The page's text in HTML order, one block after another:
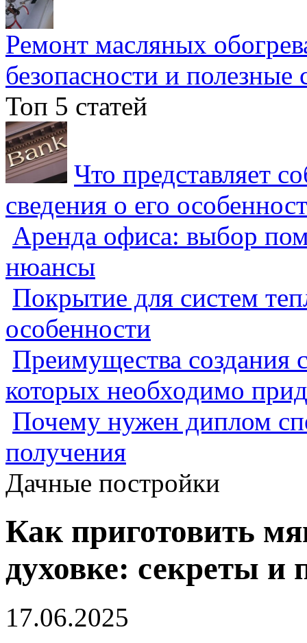
Ремонт масляных
безопасности и полезные
Топ 5 статей
Что представляет
сведения о его
Аренда офиса: выбор
нюансы
Покрытие для систем
особенности
Преимущества создания
которых необходимо
Почему нужен диплом
получения
Дачные постройки
Как приготовить
духовке: секреты и
17.06.2025